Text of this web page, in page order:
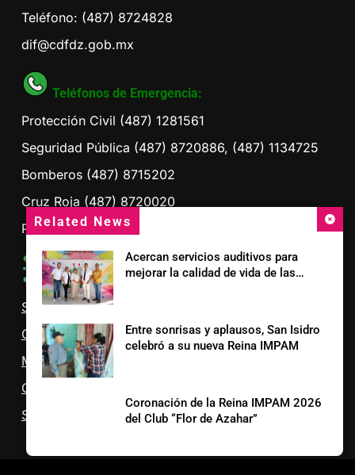
Related News
Acercan servicios auditivos para
mejorar la calidad de vida de las
Entre sonrisas y aplausos, San Isidro
celebró a su nueva Reina IMPAM
Coronación de la Reina IMPAM 2026
del Club “Flor de Azahar”
Teléfono: (487) 8724828
dif@cdfdz.gob.mx
Teléfonos de Emergencia:
Protección Civil (487) 1281561
Seguridad Pública (487) 8720886, (487) 1134725
Bomberos (487) 8715202
Cruz Roja (487) 8720020
Presidencia Ciudad Fernández (487) 8712745
Sitios de Interés:
Sistema DIF S.L.P.
CEFIM
Municipio de Ciudad Fernández S.L.P.
OOSAPA
SEPAPAR